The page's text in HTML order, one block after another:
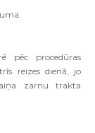
pēc procedūras
reizes dienā, jo
zarnu trakta